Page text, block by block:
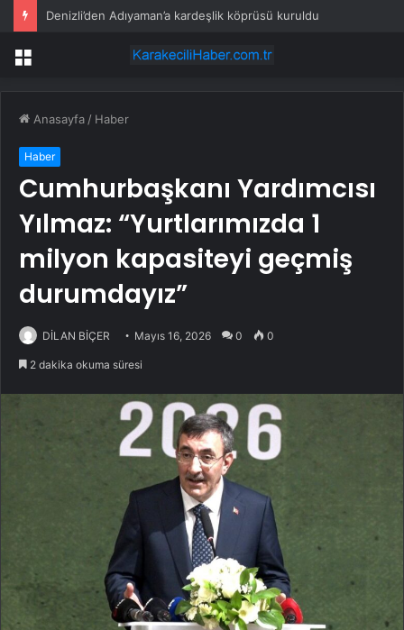
Denizli’den Adıyaman’a kardeşlik köprüsü kuruldu
Menü
Anasayfa / Haber
Haber
Cumhurbaşkanı Yardımcısı
Yılmaz: “Yurtlarımızda 1
milyon kapasiteyi geçmiş
durumdayız”
DİLAN BİÇER Mayıs 16, 2026 0 0
2 dakika okuma süresi